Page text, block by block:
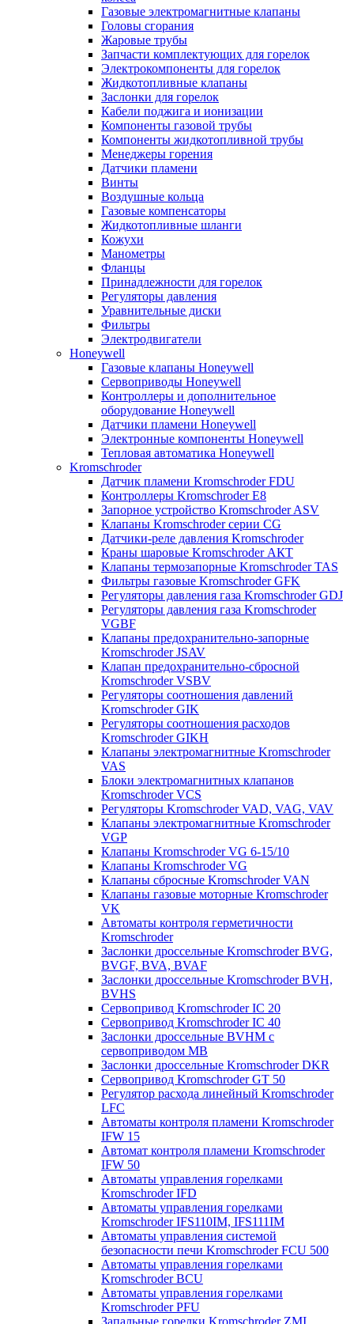
Газовые электромагнитные клапаны
Головы сгорания
Жаровые трубы
Запчасти комплектующих для горелок
Электрокомпоненты для горелок
Жидкотопливные клапаны
Заслонки для горелок
Кабели поджига и ионизации
Компоненты газовой трубы
Компоненты жидкотопливной трубы
Менеджеры горения
Датчики пламени
Винты
Воздушные кольца
Газовые компенсаторы
Жидкотопливные шланги
Кожухи
Манометры
Фланцы
Принадлежности для горелок
Регуляторы давления
Уравнительные диски
Фильтры
Электродвигатели
Honeywell
Газовые клапаны Honeywell
Сервоприводы Honeywell
Контроллеры и дополнительное
оборудование Honeywell
Датчики пламени Honeywell
Электронные компоненты Honeywell
Тепловая автоматика Honeywell
Kromschroder
Датчик пламени Kromschroder FDU
Контроллеры Kromschroder E8
Запорное устройство Kromschroder ASV
Клапаны Kromschroder серии CG
Датчики-реле давления Kromschroder
Краны шаровые Kromschroder АКТ
Клапаны термозапорные Kromschroder TAS
Фильтры газовые Kromschroder GFK
Регуляторы давления газа Kromschroder GDJ
Регуляторы давления газа Kromschroder
VGBF
Клапаны предохранительно-запорные
Kromschroder JSAV
Клапан предохранительно-сбросной
Kromschroder VSBV
Регуляторы соотношения давлений
Kromschroder GIK
Регуляторы соотношения расходов
Kromschroder GIKH
Клапаны электромагнитные Kromschroder
VAS
Блоки электромагнитных клапанов
Kromschroder VCS
Регуляторы Kromschroder VAD, VAG, VAV
Клапаны электромагнитные Kromschroder
VGP
Клапаны Kromschroder VG 6-15/10
Клапаны Kromschroder VG
Клапаны сбросные Kromschroder VAN
Клапаны газовые моторные Kromschroder
VK
Автоматы контроля герметичности
Kromschroder
Заслонки дроссельные Kromschroder BVG,
BVGF, BVA, BVAF
Заслонки дроссельные Kromschroder BVH,
BVHS
Сервопривод Kromschroder IC 20
Сервопривод Kromschroder IC 40
Заслонки дроссельные BVHM с
сервоприводом МВ
Заслонки дроссельные Kromschroder DKR
Cервопривод Kromschroder GT 50
Регулятор расхода линейный Kromschroder
LFC
Автоматы контроля пламени Kromschroder
IFW 15
Автомат контроля пламени Kromschroder
IFW 50
Автоматы управления горелками
Kromschroder IFD
Автоматы управления горелками
Kromschroder IFS110IM, IFS111IM
Автоматы управления системой
безопасности печи Kromschroder FCU 500
Автоматы управления горелками
Kromschroder BCU
Автоматы управления горелками
Kromschroder PFU
Запальные горелки Kromschroder ZМI